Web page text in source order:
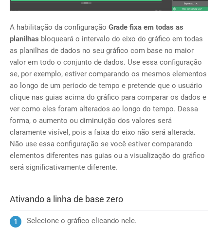
A habilitação da configuração Grade fixa em todas as
planilhas bloqueará o intervalo do eixo do gráfico em todas
as planilhas de dados no seu gráfico com base no maior
valor em todo o conjunto de dados. Use essa configuração
se, por exemplo, estiver comparando os mesmos elementos
ao longo de um período de tempo e pretende que o usuário
clique nas guias acima do gráfico para comparar os dados e
ver como eles foram alterados ao longo do tempo. Dessa
forma, o aumento ou diminuição dos valores será
claramente visível, pois a faixa do eixo não será alterada.
Não use essa configuração se você estiver comparando
elementos diferentes nas guias ou a visualização do gráfico
será significativamente diferente.
Ativando a linha de base zero
Selecione o gráfico clicando nele.